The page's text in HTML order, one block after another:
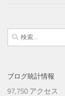
検
索:
ブログ統計情報
97,750 アクセス